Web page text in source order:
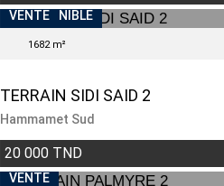
INDISPONIBLE
VENTE
1682 m²
TERRAIN SIDI SAID 2
Hammamet Sud
20 000 TND
VENTE